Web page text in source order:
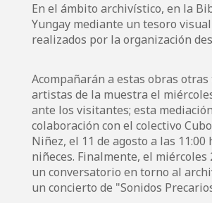
En el ámbito archivístico, en la
Yungay mediante un tesoro
realizados por la organización
Acompañarán a estas obras
artistas de la muestra el
ante los visitantes; esta
colaboración con el colectivo
Niñez, el 11 de agosto a las
niñeces. Finalmente, el miércoles
un conversatorio en torno al
un concierto de "Sonidos